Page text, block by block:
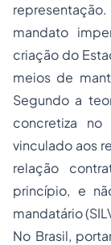
mandato
criação do
meios de
Segundo a
concretiza no
vinculado aos
relação
princípio, e
mandatário
No Brasil,